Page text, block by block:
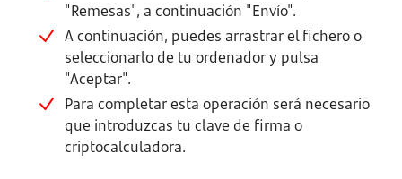
"Remesas", a continuación "Envío".
A continuación, puedes arrastrar el fichero o
seleccionarlo de tu ordenador y pulsa
"Aceptar".
Para completar esta operación será necesario
que introduzcas tu clave de firma o
criptocalculadora.